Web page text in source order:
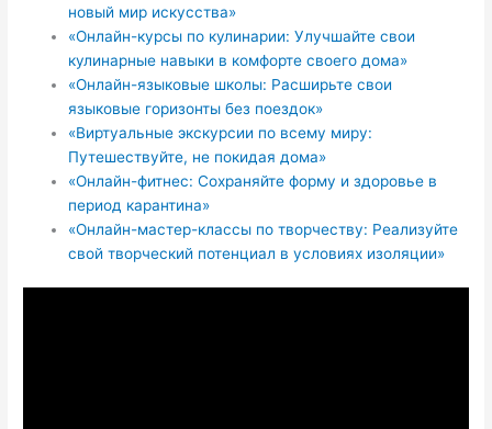
новый мир искусства»
«Онлайн-курсы по кулинарии: Улучшайте свои
кулинарные навыки в комфорте своего дома»
«Онлайн-языковые школы: Расширьте свои
языковые горизонты без поездок»
«Виртуальные экскурсии по всему миру:
Путешествуйте, не покидая дома»
«Онлайн-фитнес: Сохраняйте форму и здоровье в
период карантина»
«Онлайн-мастер-классы по творчеству: Реализуйте
свой творческий потенциал в условиях изоляции»